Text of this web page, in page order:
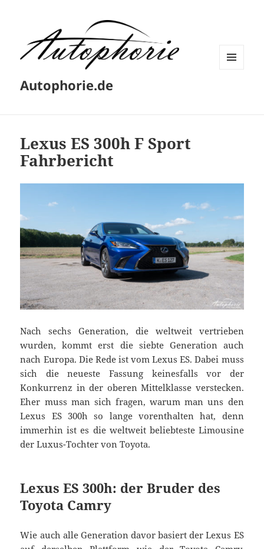
Autophorie.de
Lexus ES 300h F Sport
Fahrbericht
Nach sechs Generation, die weltweit vertrieben
wurden, kommt erst die siebte Generation auch
nach Europa. Die Rede ist vom Lexus ES. Dabei muss
sich die neueste Fassung keinesfalls vor der
Konkurrenz in der oberen Mittelklasse verstecken.
Eher muss man sich fragen, warum man uns den
Lexus ES 300h so lange vorenthalten hat, denn
immerhin ist es die weltweit beliebteste Limousine
der Luxus-Tochter von Toyota.
Lexus ES 300h: der Bruder des
Toyota Camry
Wie auch alle Generation davor basiert der Lexus ES